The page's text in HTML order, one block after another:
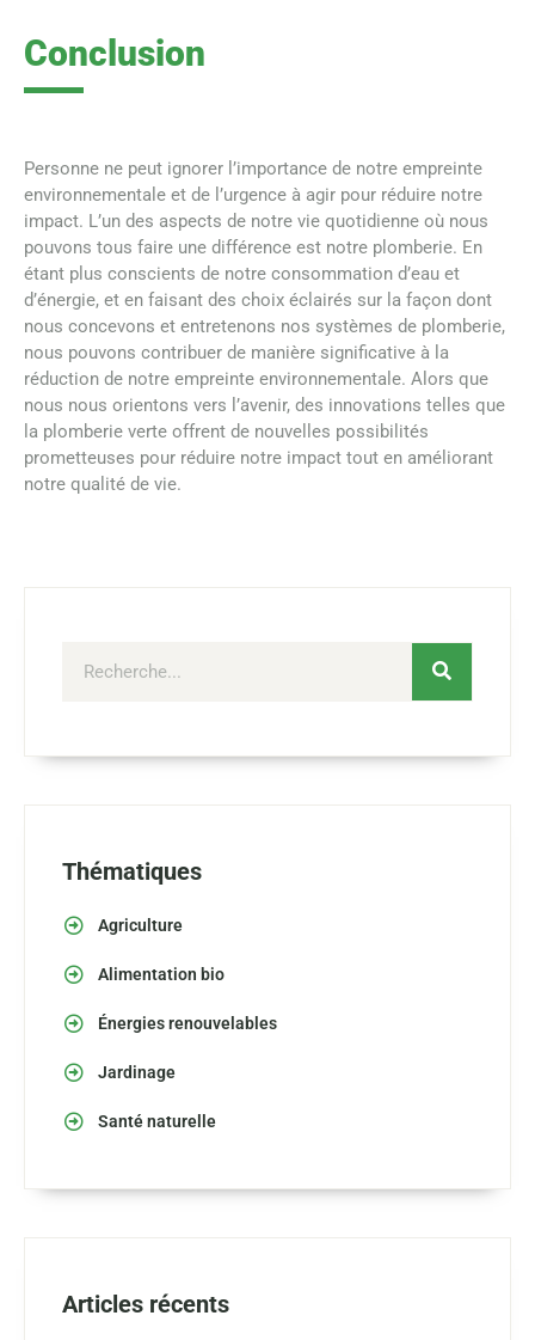
Conclusion
Personne ne peut ignorer l’importance de notre empreinte
environnementale et de l’urgence à agir pour réduire notre
impact. L’un des aspects de notre vie quotidienne où nous
pouvons tous faire une différence est notre plomberie. En
étant plus conscients de notre consommation d’eau et
d’énergie, et en faisant des choix éclairés sur la façon dont
nous concevons et entretenons nos systèmes de plomberie,
nous pouvons contribuer de manière significative à la
réduction de notre empreinte environnementale. Alors que
nous nous orientons vers l’avenir, des innovations telles que
la plomberie verte offrent de nouvelles possibilités
prometteuses pour réduire notre impact tout en améliorant
notre qualité de vie.
Thématiques
Agriculture
Alimentation bio
Énergies renouvelables
Jardinage
Santé naturelle
Articles récents